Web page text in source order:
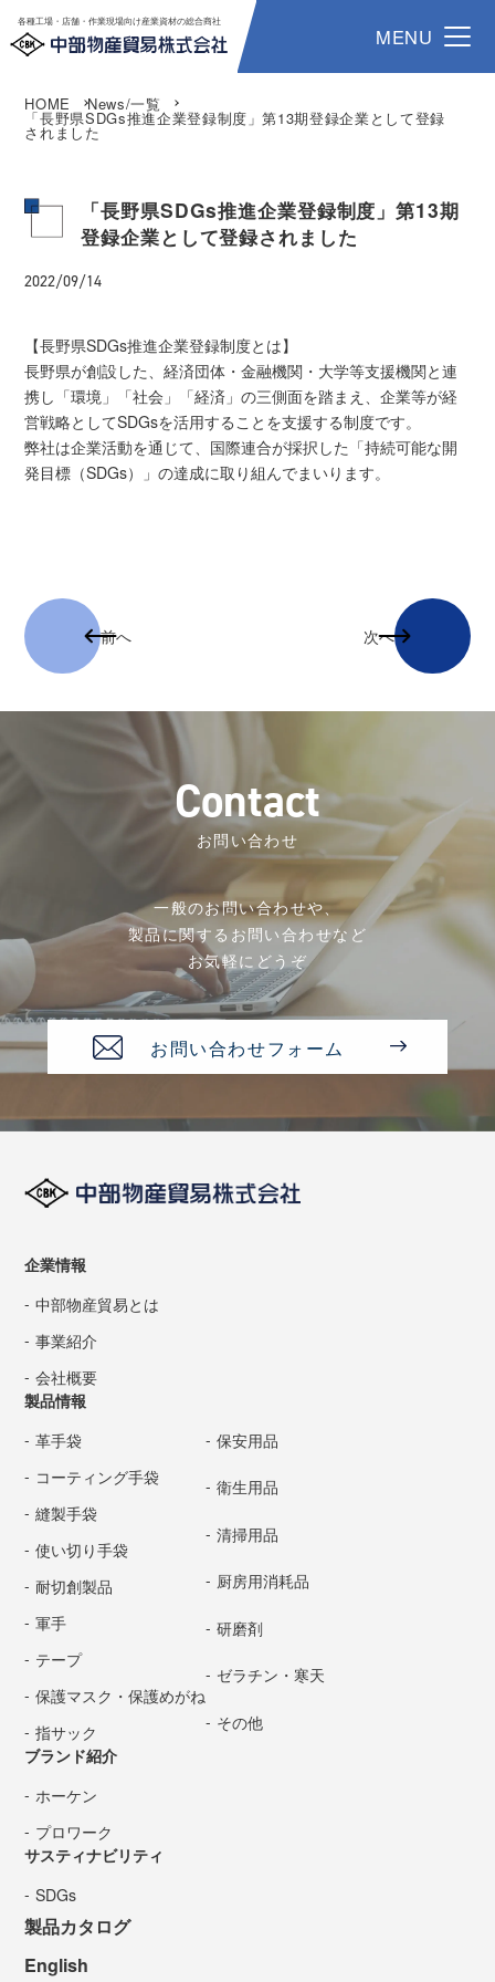
各種工場・店舗・作業現場向け産業資材の総合商社
MENU
HOME News/一覧
「長野県SDGs推進企業登録制度」第13期登録企業として登録
されました
「長野県SDGs推進企業登録制度」第13期
登録企業として登録されました
2022/09/14
【長野県SDGs推進企業登録制度とは】
長野県が創設した、経済団体・金融機関・大学等支援機関と連
携し「環境」「社会」「経済」の三側面を踏まえ、企業等が経
営戦略としてSDGsを活用することを支援する制度です。
弊社は企業活動を通じて、国際連合が採択した「持続可能な開
発目標（SDGs）」の達成に取り組んでまいります。
前へ 次へ
Contact
お問い合わせ
一般のお問い合わせや、
製品に関するお問い合わせなど
お気軽にどうぞ
お問い合わせフォーム
企業情報
中部物産貿易とは
事業紹介
会社概要
製品情報
革手袋
コーティング手袋
縫製手袋
使い切り手袋
耐切創製品
軍手
テープ
保護マスク・保護めがね
指サック
保安用品
衛生用品
清掃用品
厨房用消耗品
研磨剤
ゼラチン・寒天
その他
ブランド紹介
ホーケン
プロワーク
サスティナビリティ
SDGs
製品カタログ
English